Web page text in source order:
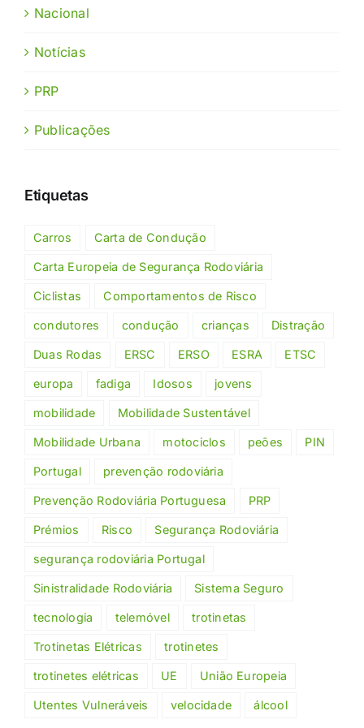
Nacional
Notícias
PRP
Publicações
Etiquetas
Carros Carta de Condução
Carta Europeia de Segurança Rodoviária
Ciclistas Comportamentos de Risco
condutores condução crianças Distração
Duas Rodas ERSC ERSO ESRA ETSC
europa fadiga Idosos jovens
mobilidade Mobilidade Sustentável
Mobilidade Urbana motociclos peões PIN
Portugal prevenção rodoviária
Prevenção Rodoviária Portuguesa PRP
Prémios Risco Segurança Rodoviária
segurança rodoviária Portugal
Sinistralidade Rodoviária Sistema Seguro
tecnologia telemóvel trotinetas
Trotinetas Elétricas trotinetes
trotinetes elétricas UE União Europeia
Utentes Vulneráveis velocidade álcool